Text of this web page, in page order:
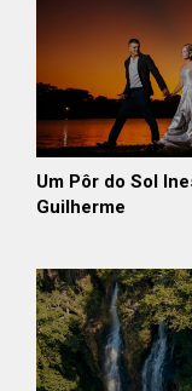
Um Pôr do Sol
Guilherme